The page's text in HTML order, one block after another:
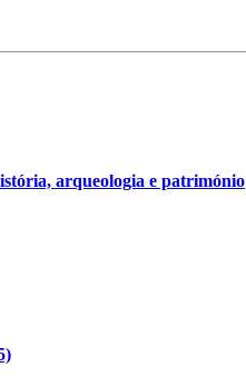
arqueologia e património